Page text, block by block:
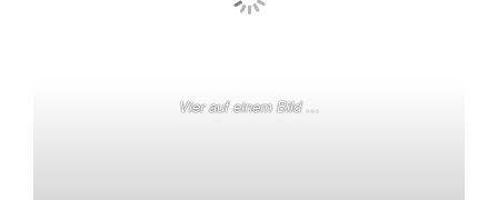
Vier auf einem Bild …